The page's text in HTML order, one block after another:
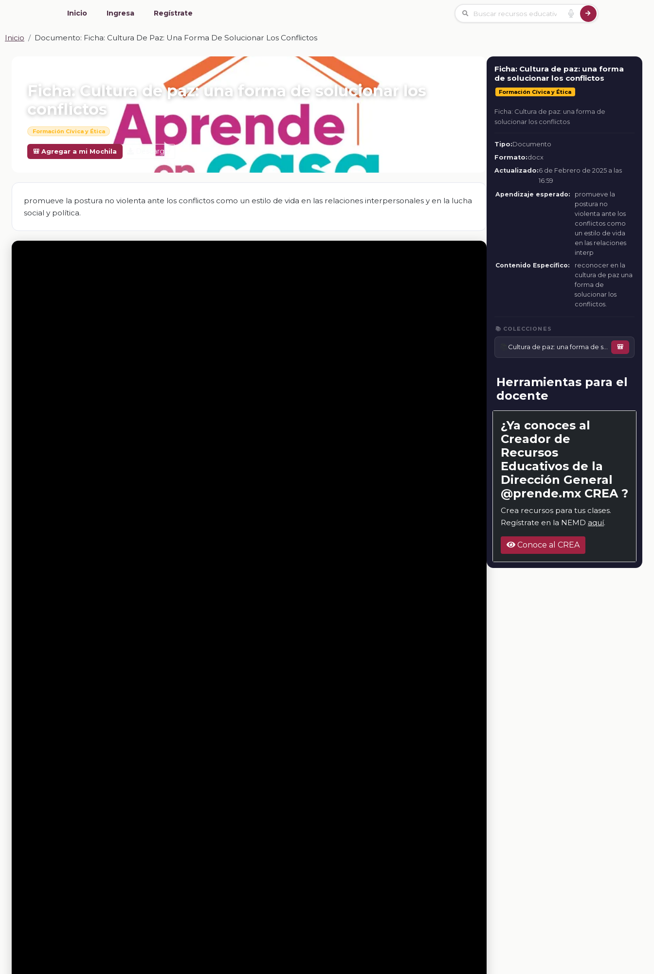
Inicio Ingresa Regístrate
Inicio Documento: Ficha: Cultura De Paz: Una Forma De Solucionar Los Conflictos
Ficha: Cultura de paz: una forma de solucionar los
conflictos
Formación Cívica y Ética
🎒 Agregar a mi Mochila Descargar
promueve la postura no violenta ante los conflictos como un estilo de vida en las relaciones interpersonales y en la lucha
social y política.
Ficha: Cultura de paz: una forma
de solucionar los conflictos
Formación Cívica y Ética
Ficha: Cultura de paz: una forma de
solucionar los conflictos
Tipo:Documento
Formato:docx
Actualizado:6 de Febrero de 2025 a las
16:59
Apendizaje esperado:
promueve la
postura no
violenta ante los
conflictos como
un estilo de vida
en las relaciones
interp
Contenido Específico:
reconocer en la
cultura de paz una
forma de
solucionar los
conflictos.
📚 COLECCIONES
Cultura de paz: una forma de solucionar los conflictos 🎒
Herramientas para el
docente
¿Ya conoces al
Creador de
Recursos
Educativos de la
Dirección General
@prende.mx CREA ?
Crea recursos para tus clases.
Regístrate en la NEMD aquí.
Conoce al CREA